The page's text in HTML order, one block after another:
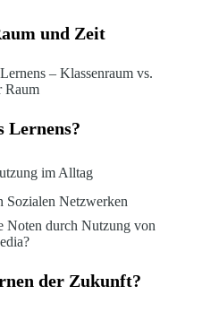
und Zeit
– Klassenraum vs.
Raum
Lernens?
im Alltag
Sozialen Netzwerken
Noten durch Nutzung von
der Zukunft?